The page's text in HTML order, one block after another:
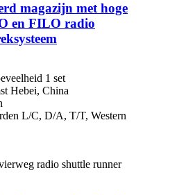
magazijn met hoge
en FILO radio
1 set
Hebei, China
L/C, D/A, T/T, Western